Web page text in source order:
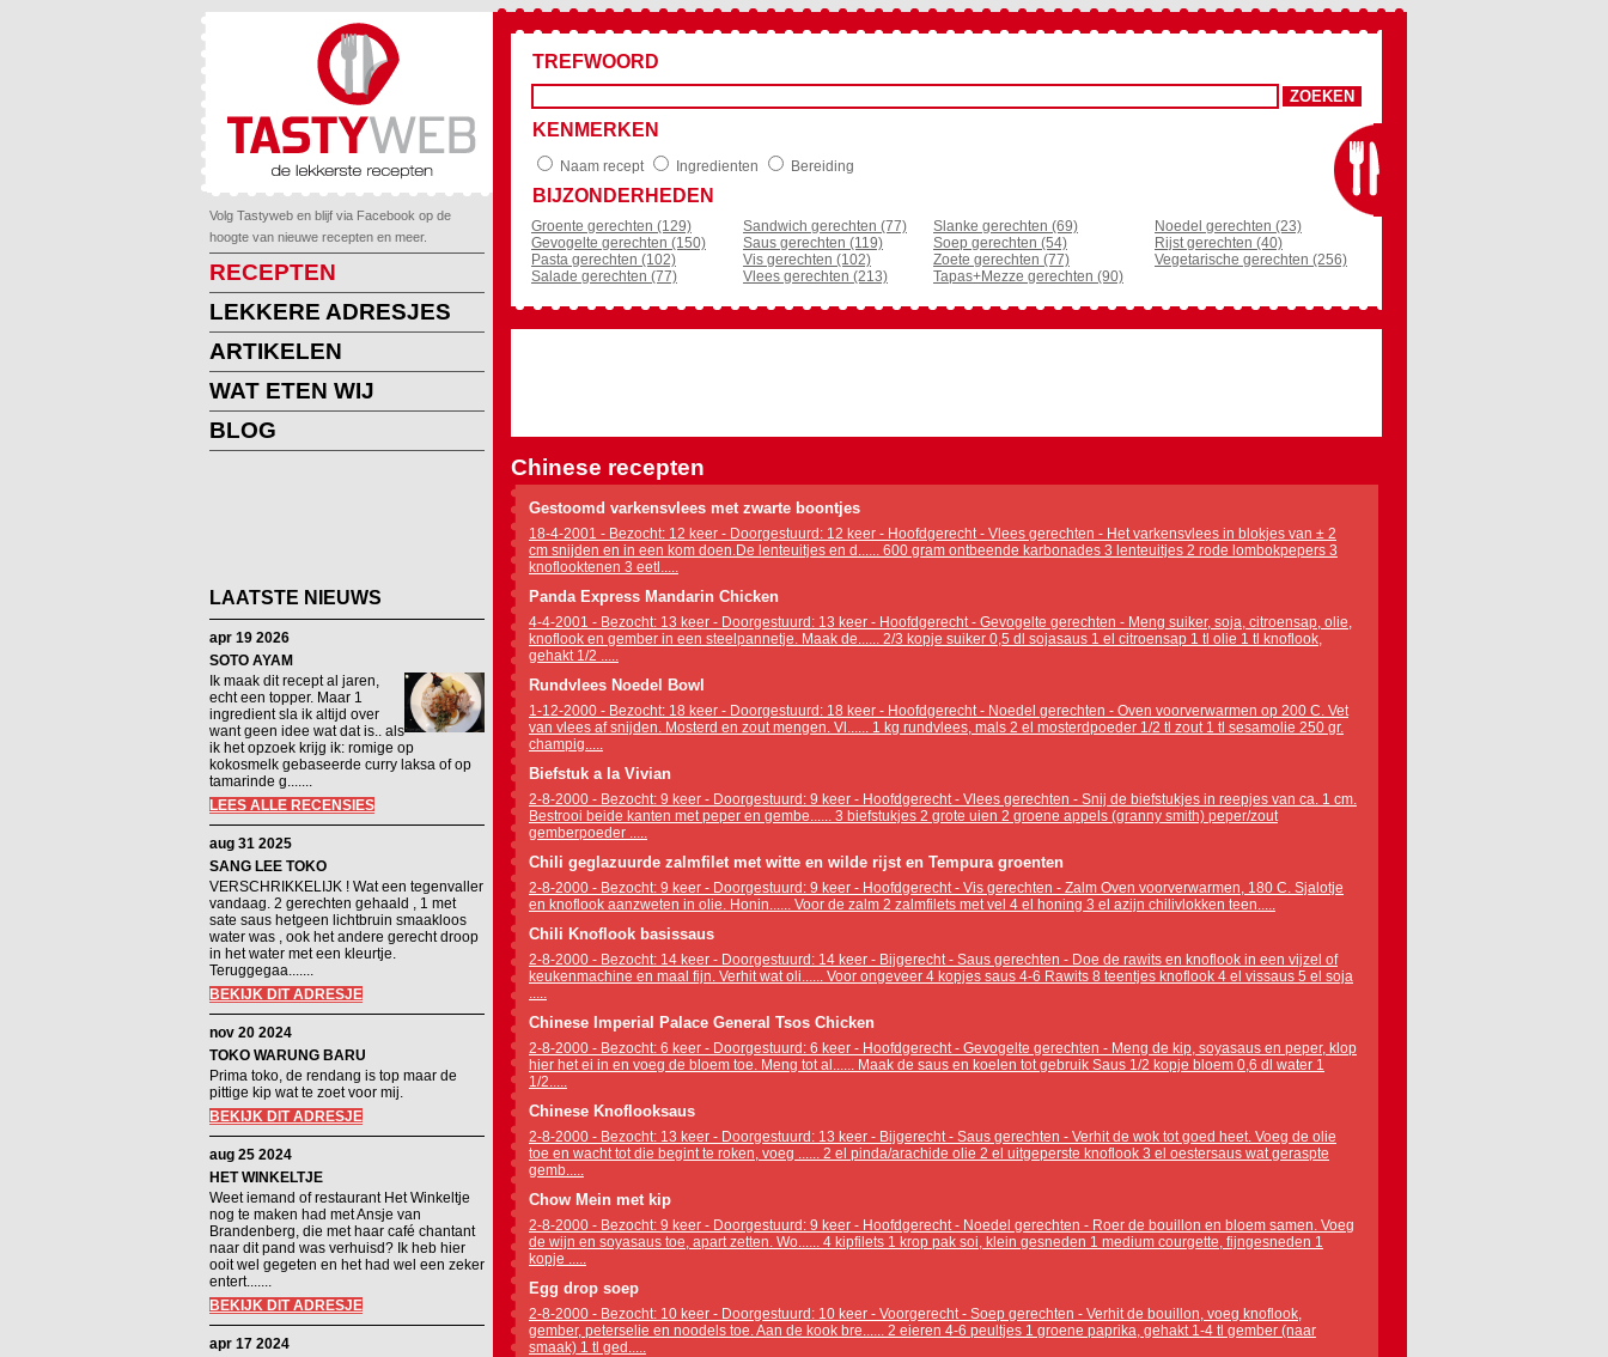
Volg Tastyweb en blijf via Facebook op de
hoogte van nieuwe recepten en meer.
RECEPTEN
LEKKERE ADRESJES
ARTIKELEN
WAT ETEN WIJ
BLOG
LAATSTE NIEUWS
apr 19 2026
SOTO AYAM
Ik maak dit recept al jaren,
echt een topper. Maar 1
ingredient sla ik altijd over
want geen idee wat dat is.. als
ik het opzoek krijg ik: romige op
kokosmelk gebaseerde curry laksa of op
tamarinde g.......
LEES ALLE RECENSIES
aug 31 2025
SANG LEE TOKO
VERSCHRIKKELIJK ! Wat een tegenvaller
vandaag. 2 gerechten gehaald , 1 met
sate saus hetgeen lichtbruin smaakloos
water was , ook het andere gerecht droop
in het water met een kleurtje.
Teruggegaa.......
BEKIJK DIT ADRESJE
nov 20 2024
TOKO WARUNG BARU
Prima toko, de rendang is top maar de
pittige kip wat te zoet voor mij.
BEKIJK DIT ADRESJE
aug 25 2024
HET WINKELTJE
Weet iemand of restaurant Het Winkeltje
nog te maken had met Ansje van
Brandenberg, die met haar café chantant
naar dit pand was verhuisd? Ik heb hier
ooit wel gegeten en het had wel een zeker
entert.......
BEKIJK DIT ADRESJE
apr 17 2024
TREFWOORD
KENMERKEN
Naam recept Ingredienten Bereiding
BIJZONDERHEDEN
Groente gerechten (129)
Gevogelte gerechten (150)
Pasta gerechten (102)
Salade gerechten (77)
Sandwich gerechten (77)
Saus gerechten (119)
Vis gerechten (102)
Vlees gerechten (213)
Slanke gerechten (69)
Soep gerechten (54)
Zoete gerechten (77)
Tapas+Mezze gerechten (90)
Noedel gerechten (23)
Rijst gerechten (40)
Vegetarische gerechten (256)
Chinese recepten
Gestoomd varkensvlees met zwarte boontjes
18-4-2001 - Bezocht: 12 keer - Doorgestuurd: 12 keer - Hoofdgerecht - Vlees gerechten - Het varkensvlees in blokjes van ± 2
cm snijden en in een kom doen.De lenteuitjes en d...... 600 gram ontbeende karbonades 3 lenteuitjes 2 rode lombokpepers 3
knoflooktenen 3 eetl.....
Panda Express Mandarin Chicken
4-4-2001 - Bezocht: 13 keer - Doorgestuurd: 13 keer - Hoofdgerecht - Gevogelte gerechten - Meng suiker, soja, citroensap, olie,
knoflook en gember in een steelpannetje. Maak de...... 2/3 kopje suiker 0,5 dl sojasaus 1 el citroensap 1 tl olie 1 tl knoflook,
gehakt 1/2 .....
Rundvlees Noedel Bowl
1-12-2000 - Bezocht: 18 keer - Doorgestuurd: 18 keer - Hoofdgerecht - Noedel gerechten - Oven voorverwarmen op 200 C. Vet
van vlees af snijden. Mosterd en zout mengen. Vl...... 1 kg rundvlees, mals 2 el mosterdpoeder 1/2 tl zout 1 tl sesamolie 250 gr.
champig.....
Biefstuk a la Vivian
2-8-2000 - Bezocht: 9 keer - Doorgestuurd: 9 keer - Hoofdgerecht - Vlees gerechten - Snij de biefstukjes in reepjes van ca. 1 cm.
Bestrooi beide kanten met peper en gembe...... 3 biefstukjes 2 grote uien 2 groene appels (granny smith) peper/zout
gemberpoeder .....
Chili geglazuurde zalmfilet met witte en wilde rijst en Tempura groenten
2-8-2000 - Bezocht: 9 keer - Doorgestuurd: 9 keer - Hoofdgerecht - Vis gerechten - Zalm Oven voorverwarmen, 180 C. Sjalotje
en knoflook aanzweten in olie. Honin...... Voor de zalm 2 zalmfilets met vel 4 el honing 3 el azijn chilivlokken teen.....
Chili Knoflook basissaus
2-8-2000 - Bezocht: 14 keer - Doorgestuurd: 14 keer - Bijgerecht - Saus gerechten - Doe de rawits en knoflook in een vijzel of
keukenmachine en maal fijn. Verhit wat oli...... Voor ongeveer 4 kopjes saus 4-6 Rawits 8 teentjes knoflook 4 el vissaus 5 el soja
.....
Chinese Imperial Palace General Tsos Chicken
2-8-2000 - Bezocht: 6 keer - Doorgestuurd: 6 keer - Hoofdgerecht - Gevogelte gerechten - Meng de kip, soyasaus en peper, klop
hier het ei in en voeg de bloem toe. Meng tot al...... Maak de saus en koelen tot gebruik Saus 1/2 kopje bloem 0,6 dl water 1
1/2.....
Chinese Knoflooksaus
2-8-2000 - Bezocht: 13 keer - Doorgestuurd: 13 keer - Bijgerecht - Saus gerechten - Verhit de wok tot goed heet. Voeg de olie
toe en wacht tot die begint te roken, voeg ...... 2 el pinda/arachide olie 2 el uitgeperste knoflook 3 el oestersaus wat geraspte
gemb.....
Chow Mein met kip
2-8-2000 - Bezocht: 9 keer - Doorgestuurd: 9 keer - Hoofdgerecht - Noedel gerechten - Roer de bouillon en bloem samen. Voeg
de wijn en soyasaus toe, apart zetten. Wo...... 4 kipfilets 1 krop pak soi, klein gesneden 1 medium courgette, fijngesneden 1
kopje .....
Egg drop soep
2-8-2000 - Bezocht: 10 keer - Doorgestuurd: 10 keer - Voorgerecht - Soep gerechten - Verhit de bouillon, voeg knoflook,
gember, peterselie en noodels toe. Aan de kook bre...... 2 eieren 4-6 peultjes 1 groene paprika, gehakt 1-4 tl gember (naar
smaak) 1 tl ged.....